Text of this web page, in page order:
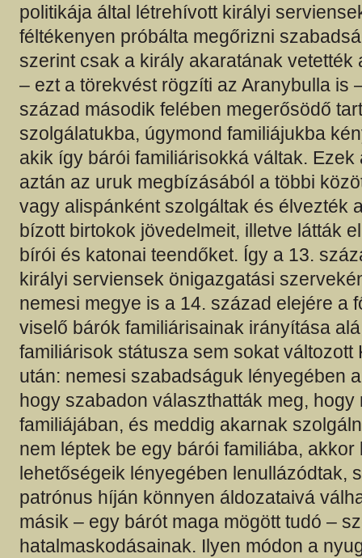
politikája által létrehívott királyi
féltékenyen próbálta megőrizni
szerint csak a király akaratának vetették
– ezt a törekvést rögzíti az Aranybulla is
század második felében megerősödő
szolgálatukba, úgymond familiájukba
akik így bárói familiárisokká váltak. Ezek
aztán az uruk megbízásából a többi
vagy alispánként szolgáltak és élvezték
bízott birtokok jövedelmeit, illetve látták
bírói és katonai teendőket. Így a 13.
királyi serviensek önigazgatási
nemesi megye is a 14. század elejére a
viselő bárók familiárisainak irányítása
familiárisok státusza sem sokat változott
után: nemesi szabadságuk lényegében
hogy szabadon választhatták meg, hogy
familiájában, és meddig akarnak
nem léptek be egy bárói familiába, akkor
lehetőségeik lényegében lenullázódtak,
patrónus híján könnyen áldozataivá
másik – egy bárót maga mögött tudó –
hatalmaskodásainak. Ilyen módon a